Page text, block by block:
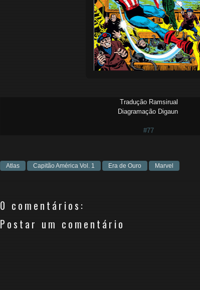
Tradução Ramsirual
Diagramação Digaun
#77
Atlas Capitão América Vol. 1 Era de Ouro Marvel
0 comentários:
Postar um comentário